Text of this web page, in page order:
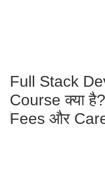
Full Stack
Course क्या
Fees और